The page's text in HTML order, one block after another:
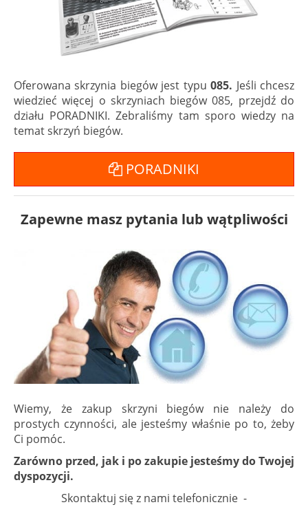
Oferowana skrzynia biegów jest typu 085. Jeśli chcesz
wiedzieć więcej o skrzyniach biegów 085, przejdź do
działu PORADNIKI. Zebraliśmy tam sporo wiedzy na
temat skrzyń biegów.
PORADNIKI
Zapewne masz pytania lub wątpliwości
Wiemy, że zakup skrzyni biegów nie należy do
prostych czynności, ale jesteśmy właśnie po to, żeby
Ci pomóc.
Zarówno przed, jak i po zakupie jesteśmy do Twojej
dyspozycji.
Skontaktuj się z nami telefonicznie -